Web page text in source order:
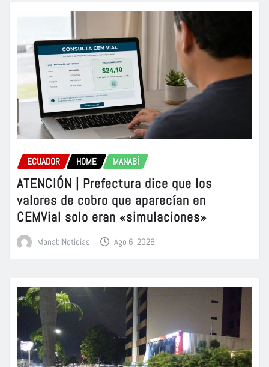
ECUADOR HOME MANABÍ
ATENCIÓN | Prefectura dice que los
valores de cobro que aparecían en
CEMVial solo eran «simulaciones»
ManabiNoticias Ago 6, 2026